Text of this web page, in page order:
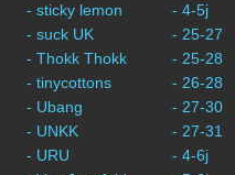
- sticky lemon
- suck UK
- Thokk Thokk
- tinycottons
- Ubang
- UNKK
- URU
- 4-5j
- 25-27
- 25-28
- 26-28
- 27-30
- 27-31
- 4-6j